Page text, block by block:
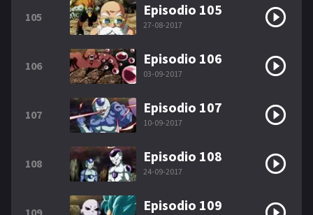
105 Episodio 105
27-08-2017
106 Episodio 106
03-09-2017
107 Episodio 107
10-09-2017
108 Episodio 108
24-09-2017
Episodio 109